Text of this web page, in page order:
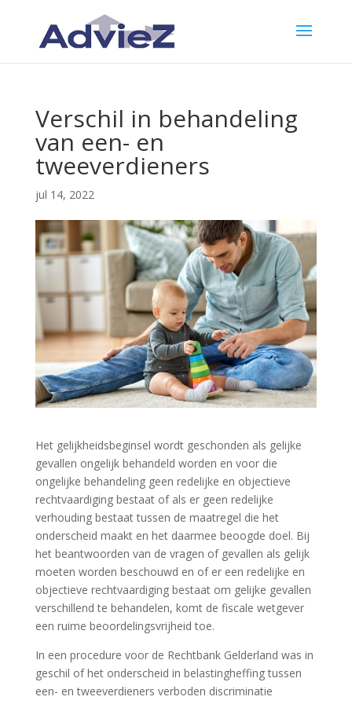
Verschil in behandeling
van een- en
tweeverdieners
jul 14, 2022
Het gelijkheidsbeginsel wordt geschonden als gelijke
gevallen ongelijk behandeld worden en voor die
ongelijke behandeling geen redelijke en objectieve
rechtvaardiging bestaat of als er geen redelijke
verhouding bestaat tussen de maatregel die het
onderscheid maakt en het daarmee beoogde doel. Bij
het beantwoorden van de vragen of gevallen als gelijk
moeten worden beschouwd en of er een redelijke en
objectieve rechtvaardiging bestaat om gelijke gevallen
verschillend te behandelen, komt de fiscale wetgever
een ruime beoordelingsvrijheid toe.
In een procedure voor de Rechtbank Gelderland was in
geschil of het onderscheid in belastingheffing tussen
een- en tweeverdieners verboden discriminatie